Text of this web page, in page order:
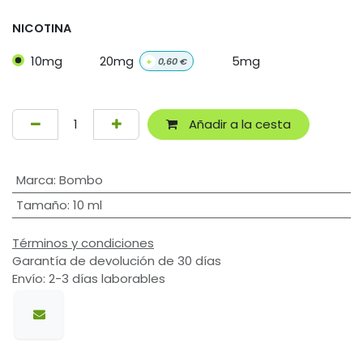
NICOTINA
10mg 20mg + 0,60€ 5mg
Añadir a la cesta
Marca: Bombo
Tamaño: 10 ml
Términos y condiciones
Garantía de devolución de 30 días
Envío: 2-3 días laborables